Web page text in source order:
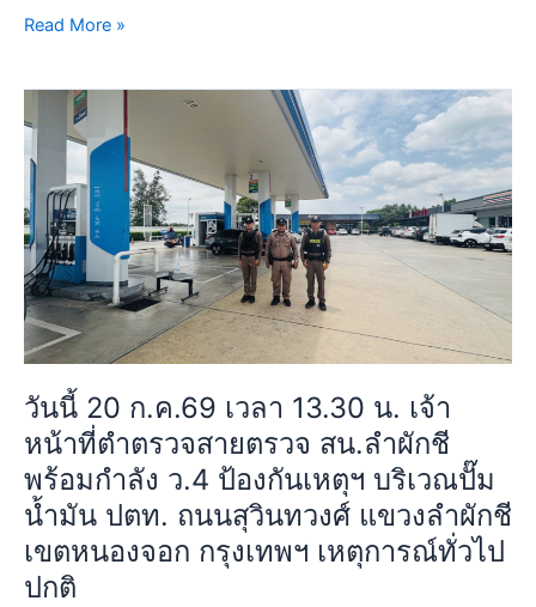
ขนส่ง
สุ
วิ
นท
วงศ์
แขวง
ลำ
ผักชี
เขต
หนองจอก
กรุงเทพฯ
การ
จราจร
คล่อง
ตัว
เหตุการณ์
ทั่วไป
ปกติ
Read More »
วันนี้ 20 ก.ค.69 เวลา 13.30 น. เจ้า
หน้าที่ตำตรวจสายตรวจ สน.ลำผักชี
พร้อมกำลัง ว.4 ป้องกันเหตุฯ บริเวณปั๊ม
น้ำมัน ปตท. ถนนสุวินทวงศ์ แขวงลำผักชี
เขตหนองจอก กรุงเทพฯ เหตุการณ์ทั่วไป
ปกติ
นี้
20
ก.ค.69
เวลา
13.30
น.
เจ้า
หน้าที่
ตำ
ตรวจ
สาย
ตรวจ
สน.ลำ
ผักชี
กำลัง
ว.4